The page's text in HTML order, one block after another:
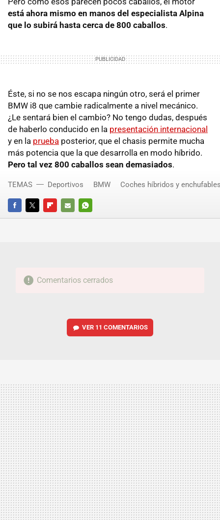
está ahora mismo en manos del especialista Alpina
que lo subirá hasta cerca de 800 caballos.
Éste, si no se nos escapa ningún otro, será el primer
BMW i8 que cambie radicalmente a nivel mecánico.
¿Le sentará bien el cambio? No tengo dudas, después
de haberlo conducido en la presentación internacional
y en la prueba posterior, que el chasis permite mucha
más potencia que la que desarrolla en modo híbrido.
Pero tal vez 800 caballos sean demasiados.
FACEBOOKTWITTERFLIPBOARD
E-
WHATSAPP
TEMAS Deportivos BMW Coches híbridos y
Comentarios cerrados
VER 11 COMENTARIOS